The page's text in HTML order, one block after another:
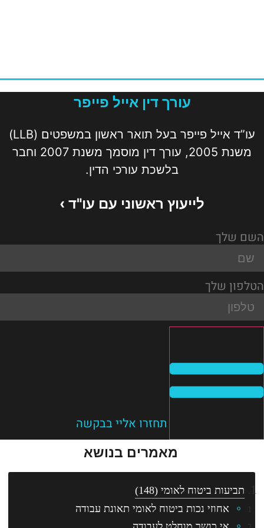
עורך דין אייל פייפר
עו”ד אייל פייפר בעל תואר ראשון במשפטים (LLB)
משנת 2005, עורך דין מוסמך משנת 2007 וחבר
בלשכת עורכי הדין.
לייעוץ ראשוני עם עו"ד ›
השם שלך
הטלפון שלך
תחזרו אליי בבקשה
מאמרים בנושא
תביעות ביטוח לאומי (148)
אחוזי נכות ביטוח לאומי תאונת עבודה